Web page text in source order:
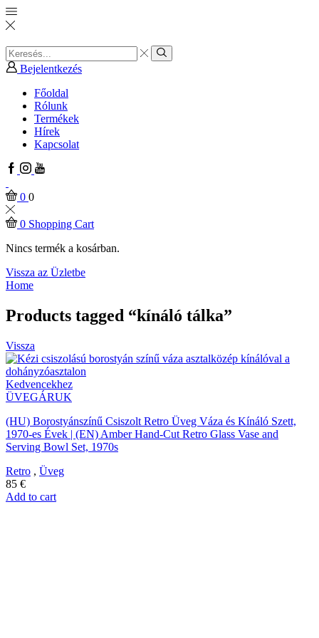
Search
input
Search
Bejelentkezés
Főoldal
Rólunk
Termékek
Hírek
Kapcsolat
Facebook
Instagram
Youtube
0 0
0 Shopping Cart
Nincs termék a kosárban.
Vissza az Üzletbe
Home
Products tagged “kínáló tálka”
Vissza
Kedvencekhez
ÜVEGÁRUK
(HU) Borostyánszínű Csiszolt Retro Üveg Váza és Kínáló Szett,
1970-es Évek | (EN) Amber Hand-Cut Retro Glass Vase and
Serving Bowl Set, 1970s
Retro , Üveg
85 €
Add to cart